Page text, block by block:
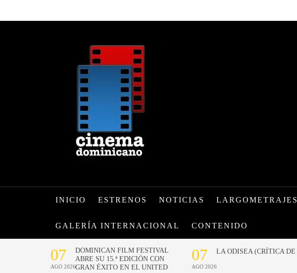
INICIO ESTRENOS NOTICIAS LARGOMETRAJES
GALERÍA INTERNACIONAL CONTENIDO